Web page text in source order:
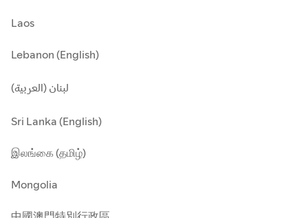
Laos
Lebanon (English)
لبنان (العربية)
Sri Lanka (English)
இலங்கை (தமிழ்)
Mongolia